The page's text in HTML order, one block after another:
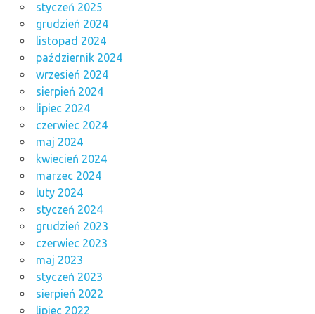
styczeń 2025
grudzień 2024
listopad 2024
październik 2024
wrzesień 2024
sierpień 2024
lipiec 2024
czerwiec 2024
maj 2024
kwiecień 2024
marzec 2024
luty 2024
styczeń 2024
grudzień 2023
czerwiec 2023
maj 2023
styczeń 2023
sierpień 2022
lipiec 2022